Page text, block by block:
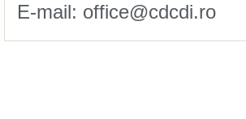
E-mail: office@cdcdi.ro